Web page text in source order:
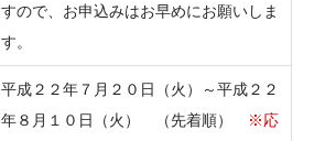
すので、お申込みはお早めにお願いしま
す。
平成２２年７月２０日（火）～平成２２
年８月１０日（火） （先着順）
※応